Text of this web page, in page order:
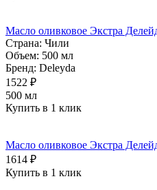
Масло оливковое Экстра
Страна: Чили
Объем: 500 мл
Бренд: Deleyda
1522 ₽
500 мл
Купить в 1 клик
Масло оливковое Экстра
1614 ₽
Купить в 1 клик